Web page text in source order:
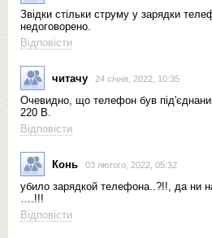
Звідки стільки струму у зарядки
недоговорено.
Відповісти
читачу 24 січня, 2022, 10:35
Очевидно, що телефон був
220 В.
Відповісти
Конь 03 лютого, 2022, 05:32
убило зарядкой телефона..?!!, да ни
….!!!
Відповісти